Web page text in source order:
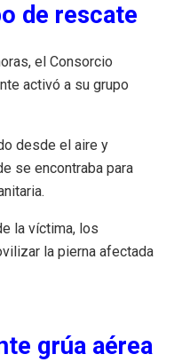
de rescate
el Consorcio
activó a su grupo
desde el aire y
se encontraba para
la víctima, los
la pierna afectada
grúa aérea